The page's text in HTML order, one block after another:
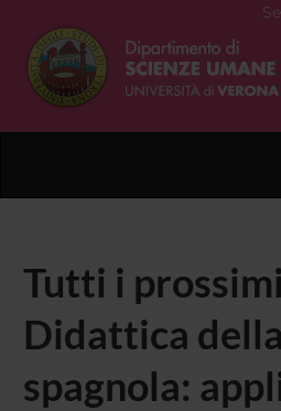
Tutti i
Didattica
spagnola: